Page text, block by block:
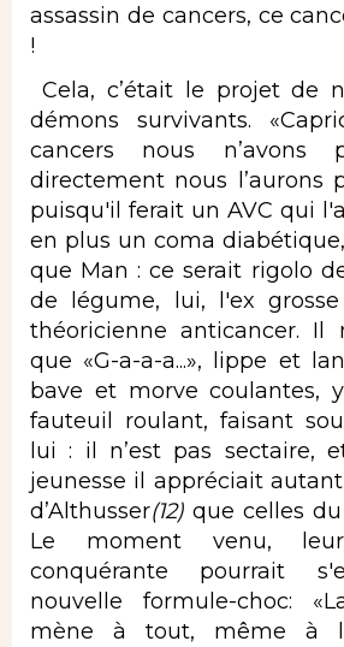
assassin de cancers, ce
!
Cela, c’était le projet de
démons survivants.
cancers nous n’avons
directement nous l’aurons
puisqu'il ferait un AVC qui
en plus un coma
que Man : ce serait rigolo
de légume, lui, l'ex
théoricienne anticancer. Il
que «G-a-a-a...», lippe et
bave et morve coulantes,
fauteuil roulant, faisant
lui : il n’est pas sectaire,
jeunesse il appréciait
d’Althusser(12) que celles du
Le moment venu, leur
conquérante pourrait
nouvelle formule-choc:
mène à tout, même à